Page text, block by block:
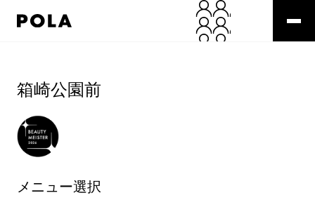
箱崎公園前
メニュー選択